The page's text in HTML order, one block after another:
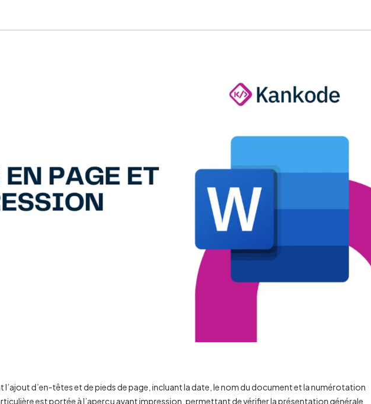
d’en-têtes et de pieds de page, incluant la date, le nom du document et la numérotation
est portée à l’aperçu avant impression, permettant de vérifier la présentation générale